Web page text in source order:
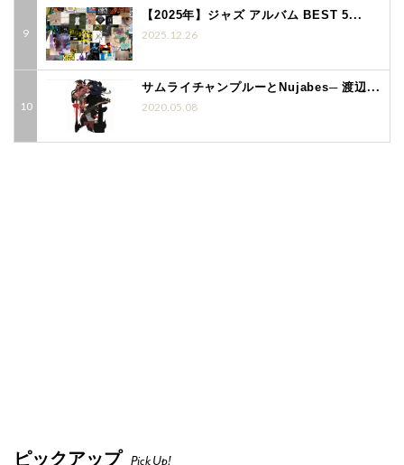
【2025年】ジャズ アルバム BEST 5...
2025.12.26
サムライチャンプルーとNujabes─ 渡辺...
2020.05.08
ピックアップ Pick Up!